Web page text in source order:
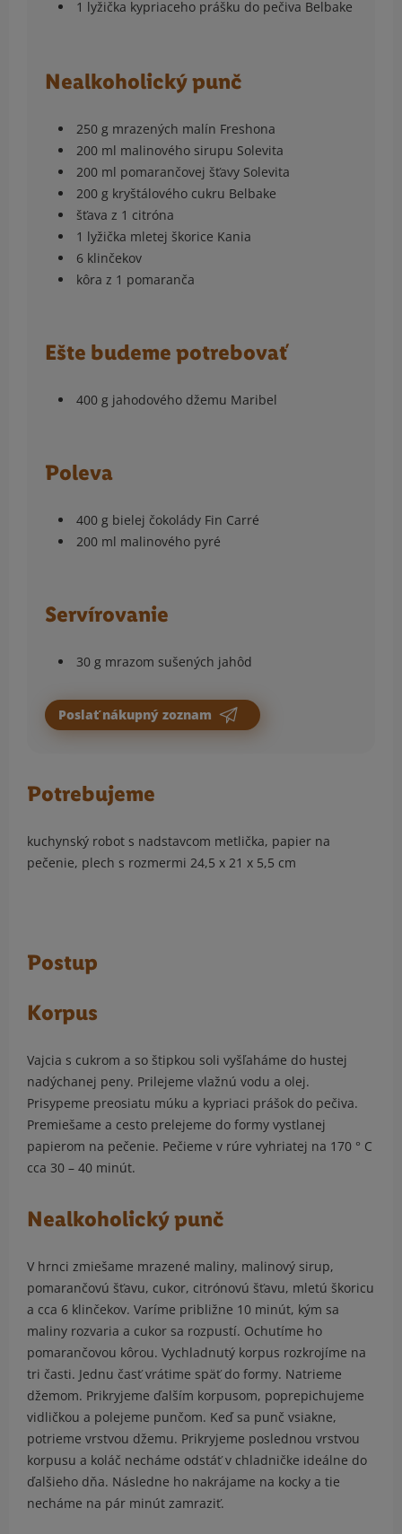
1 lyžička kypriaceho prášku do pečiva Belbake
Nealkoholický punč
250 g mrazených malín Freshona
200 ml malinového sirupu Solevita
200 ml pomarančovej šťavy Solevita
200 g kryštálového cukru Belbake
šťava z 1 citróna
1 lyžička mletej škorice Kania
6 klinčekov
kôra z 1 pomaranča
Ešte budeme potrebovať
400 g jahodového džemu Maribel
Poleva
400 g bielej čokolády Fin Carré
200 ml malinového pyré
Servírovanie
30 g mrazom sušených jahôd
Poslať nákupný zoznam
Potrebujeme
kuchynský robot s nadstavcom metlička, papier na
pečenie, plech s rozmermi 24,5 x 21 x 5,5 cm
Postup
Korpus
Vajcia s cukrom a so štipkou soli vyšľaháme do hustej
nadýchanej peny. Prilejeme vlažnú vodu a olej.
Prisypeme preosiatu múku a kypriaci prášok do pečiva.
Premiešame a cesto prelejeme do formy vystlanej
papierom na pečenie. Pečieme v rúre vyhriatej na 170 ° C
cca 30 – 40 minút.
Nealkoholický punč
V hrnci zmiešame mrazené maliny, malinový sirup,
pomarančovú šťavu, cukor, citrónovú šťavu, mletú škoricu
a cca 6 klinčekov. Varíme približne 10 minút, kým sa
maliny rozvaria a cukor sa rozpustí. Ochutíme ho
pomarančovou kôrou. Vychladnutý korpus rozkrojíme na
tri časti. Jednu časť vrátime späť do formy. Natrieme
džemom. Prikryjeme ďalším korpusom, poprepichujeme
vidličkou a polejeme punčom. Keď sa punč vsiakne,
potrieme vrstvou džemu. Prikryjeme poslednou vrstvou
korpusu a koláč necháme odstáť v chladničke ideálne do
ďalšieho dňa. Následne ho nakrájame na kocky a tie
necháme na pár minút zamraziť.